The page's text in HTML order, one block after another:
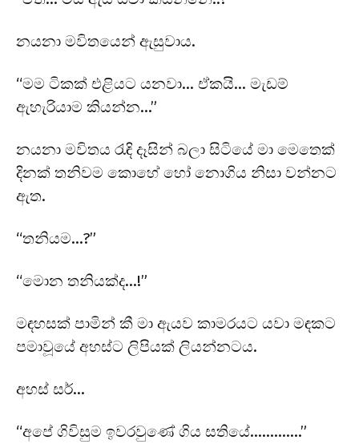
නයනා මවිතයෙන් ඇසුවාය.
“මම ටිකක් එළියට යනවා… ඒකයි… මැඩම්
ඇහැරියාම කියන්න…”
නයනා මවිතය රැඳි දෑසින් බලා සිටියේ මා මෙතෙක්
දිනක් තනිවම කොහේ හෝ නොගිය නිසා වන්නට
ඇත.
“තනියම…?”
“මොන තනියක්ද…!”
මඳහසක් පාමින් කී මා ඇයව කාමරයට යවා මඳකට
පමාවූයේ අහස්ට ලිපියක් ලියන්නටය.
අහස් සර්…
“අපේ ගිවිසුම ඉවරවුණේ ගිය සතියේ………….”